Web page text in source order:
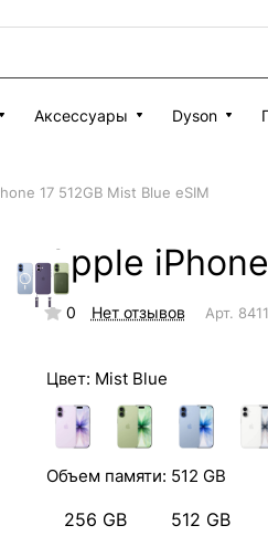
Аксессуары Dyson
17 512GB Mist Blue eSIM
Apple
0 Нет отзывов Арт. 8411
Цвет: Mist Blue
Объем памяти: 512 GB
256 GB 512 GB